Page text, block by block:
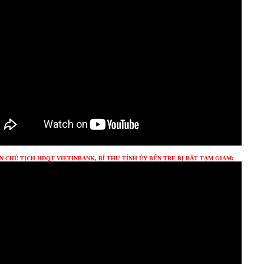
CHỦ TỊCH HĐQT VIETINBANK, BÍ THƯ TỈNH ỦY BẾN TRE BỊ BẮT TẠM GIAM: